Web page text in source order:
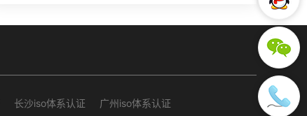
长沙iso体系认证 广州iso体系认证